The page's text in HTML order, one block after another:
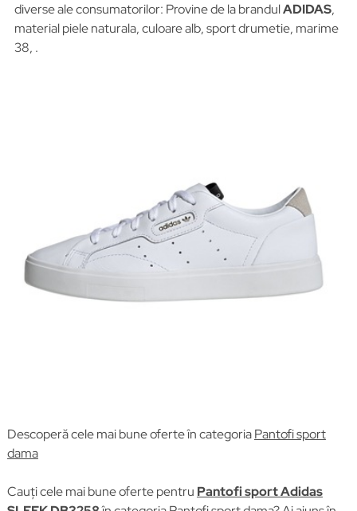
diverse ale consumatorilor: Provine de la brandulADIDAS,
material piele naturala, culoare alb, sport drumetie, marime
38, .
Descoperă cele mai bune oferte în categoriaPantofi sport
dama
Cauți cele mai bune oferte pentru Pantofi sport Adidas